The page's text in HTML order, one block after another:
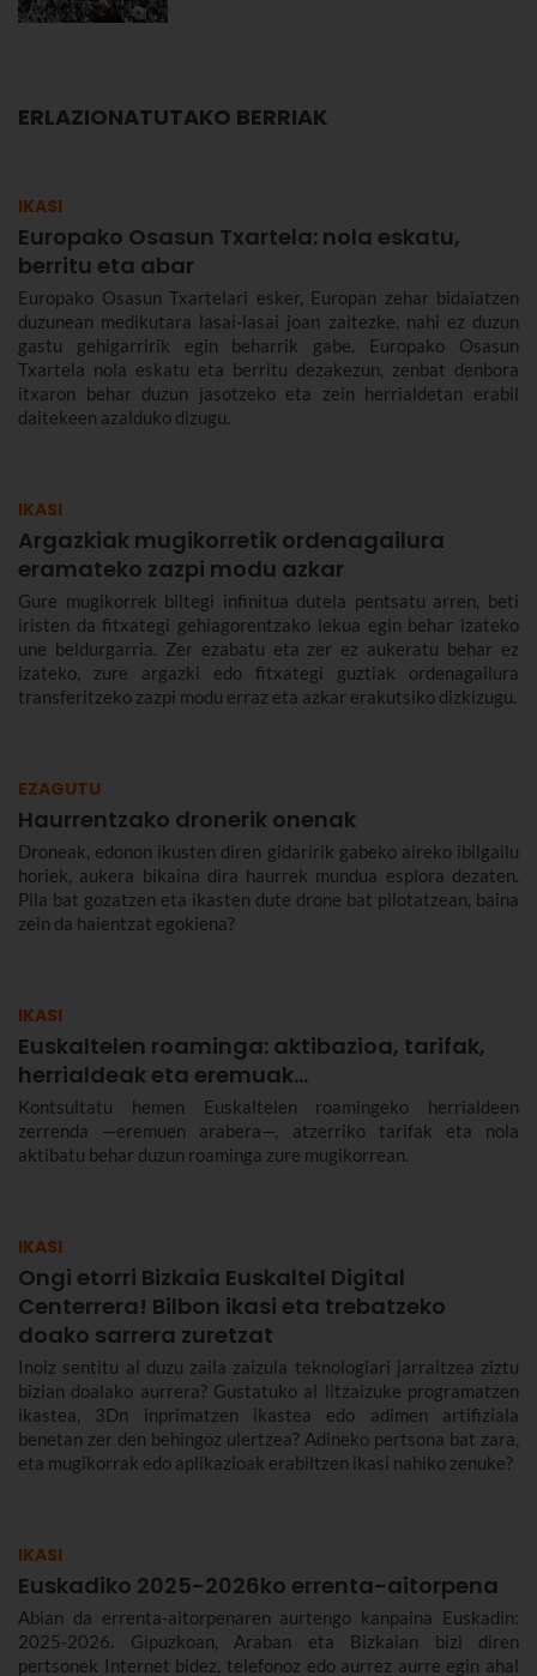
ERLAZIONATUTAKO BERRIAK
IKASI
Europako Osasun Txartela: nola eskatu,
berritu eta abar
Europako Osasun Txartelari esker, Europan zehar bidaiatzen
duzunean medikutara lasai-lasai joan zaitezke, nahi ez duzun
gastu gehigarririk egin beharrik gabe. Europako Osasun
Txartela nola eskatu eta berritu dezakezun, zenbat denbora
itxaron behar duzun jasotzeko eta zein herrialdetan erabil
daitekeen azalduko dizugu.
IKASI
Argazkiak mugikorretik ordenagailura
eramateko zazpi modu azkar
Gure mugikorrek biltegi infinitua dutela pentsatu arren, beti
iristen da fitxategi gehiagorentzako lekua egin behar izateko
une beldurgarria. Zer ezabatu eta zer ez aukeratu behar ez
izateko, zure argazki edo fitxategi guztiak ordenagailura
transferitzeko zazpi modu erraz eta azkar erakutsiko dizkizugu.
EZAGUTU
Haurrentzako dronerik onenak
Droneak, edonon ikusten diren gidaririk gabeko aireko ibilgailu
horiek, aukera bikaina dira haurrek mundua esplora dezaten.
Pila bat gozatzen eta ikasten dute drone bat pilotatzean, baina
zein da haientzat egokiena?
IKASI
Euskaltelen roaminga: aktibazioa, tarifak,
herrialdeak eta eremuak…
Kontsultatu hemen Euskaltelen roamingeko herrialdeen
zerrenda —eremuen arabera—, atzerriko tarifak eta nola
aktibatu behar duzun roaminga zure mugikorrean.
IKASI
Ongi etorri Bizkaia Euskaltel Digital
Centerrera! Bilbon ikasi eta trebatzeko
doako sarrera zuretzat
Inoiz sentitu al duzu zaila zaizula teknologiari jarraitzea ziztu
bizian doalako aurrera? Gustatuko al litzaizuke programatzen
ikastea, 3Dn inprimatzen ikastea edo adimen artifiziala
benetan zer den behingoz ulertzea? Adineko pertsona bat zara,
eta mugikorrak edo aplikazioak erabiltzen ikasi nahiko zenuke?
IKASI
Euskadiko 2025-2026ko errenta-aitorpena
Abian da errenta-aitorpenaren aurtengo kanpaina Euskadin:
2025-2026. Gipuzkoan, Araban eta Bizkaian bizi diren
pertsonek Internet bidez, telefonoz edo aurrez aurre egin ahal